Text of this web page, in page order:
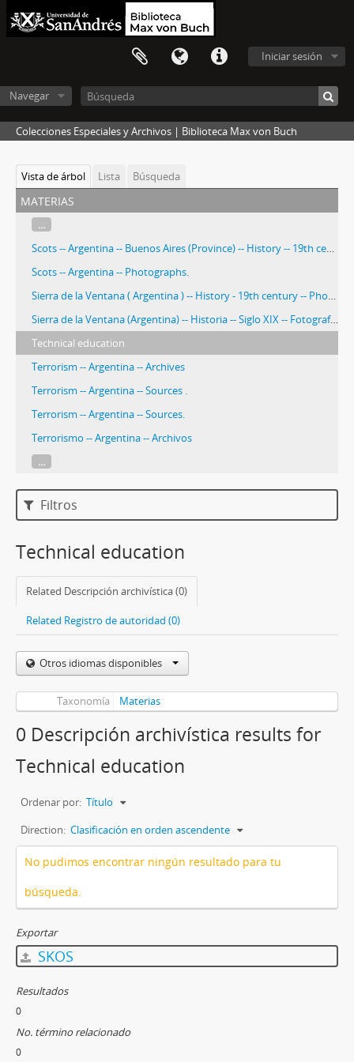
Iniciar sesión
Navegar
Colecciones Especiales y Archivos | Biblioteca Max von Buch
Vista de árbol Lista Búsqueda
materias
...
Scots -- Argentina -- Buenos Aires (Province) -- History -- 19th century
Scots -- Argentina -- Photographs.
Sierra de la Ventana ( Argentina ) -- History - 19th century -- Photographs.
Sierra de la Ventana (Argentina) -- Historia -- Siglo XIX -- Fotografías.
Technical education
Terrorism -- Argentina -- Archives
Terrorism -- Argentina -- Sources .
Terrorism -- Argentina -- Sources.
Terrorismo -- Argentina -- Archivos
...
Filtros
Technical education
Related Descripción archivística (0)
Related Registro de autoridad (0)
Otros idiomas disponibles
Taxonomía Materias
0 Descripción archivística results for
Technical education
Ordenar por: Título
Direction: Clasificación en orden ascendente
No pudimos encontrar ningún resultado para tu
búsqueda.
Exportar
SKOS
Resultados
0
No. término relacionado
0